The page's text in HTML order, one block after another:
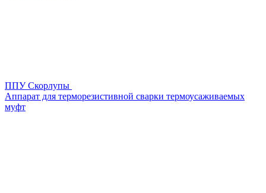
ППУ Скорлупы
Аппарат для терморезистивной сварки термоусаживаемых
муфт